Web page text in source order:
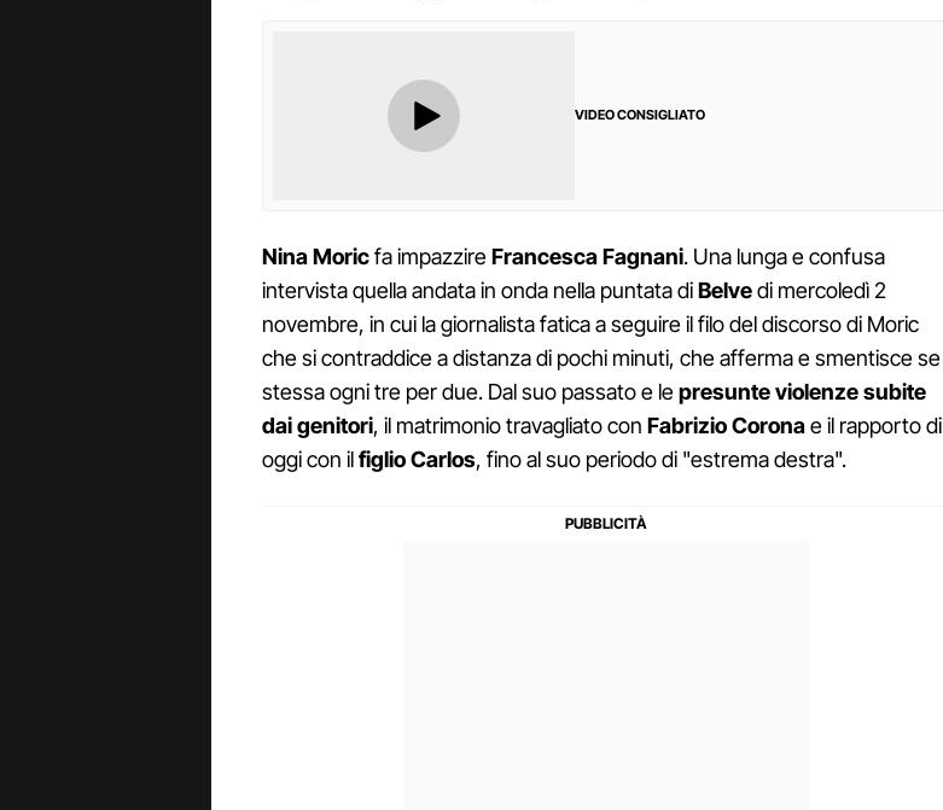
VIDEO CONSIGLIATO
Nina Moricfa impazzireFrancesca Fagnani. Una lunga e confusa
intervista quella andata in onda nella puntata diBelvedi mercoledì 2
novembre, in cui la giornalista fatica a seguire il filo del discorso di Moric
che si contraddice a distanza di pochi minuti, che afferma e smentisce se
stessa ogni tre per due. Dal suo passato e lepresunte violenze subite
dai genitori, il matrimonio travagliato con Fabrizio Coronae il rapporto di
oggi con ilfiglio Carlos, fino al suo periodo di "estrema destra".